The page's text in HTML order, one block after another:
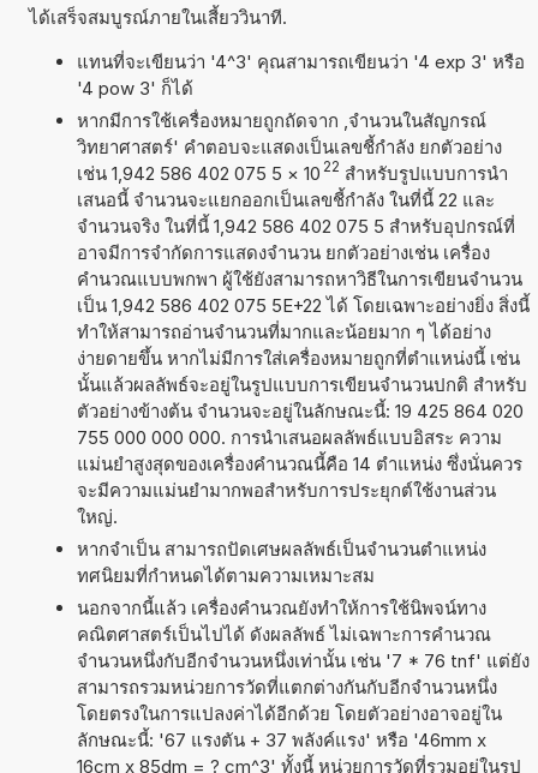
ได้เสร็จสมบูรณ์ภายในเสี้ยววินาที.
แทนที่จะเขียนว่า '4^3' คุณสามารถเขียนว่า '4 exp 3' หรือ
'4 pow 3' ก็ได้
หากมีการใช้เครื่องหมายถูกถัดจาก ,จำนวนในสัญกรณ์
วิทยาศาสตร์' คำตอบจะแสดงเป็นเลขชี้กำลัง ยกตัวอย่าง
เช่น 1,942 586 402 075 5 × 10 22 สำหรับรูปแบบการนำ
เสนอนี้ จำนวนจะแยกออกเป็นเลขชี้กำลัง ในที่นี้ 22 และ
จำนวนจริง ในที่นี้ 1,942 586 402 075 5 สำหรับอุปกรณ์ที่
อาจมีการจำกัดการแสดงจำนวน ยกตัวอย่างเช่น เครื่อง
คำนวณแบบพกพา ผู้ใช้ยังสามารถหาวิธีในการเขียนจำนวน
เป็น 1,942 586 402 075 5E+22 ได้ โดยเฉพาะอย่างยิ่ง สิ่งนี้
ทำให้สามารถอ่านจำนวนที่มากและน้อยมาก ๆ ได้อย่าง
ง่ายดายขึ้น หากไม่มีการใส่เครื่องหมายถูกที่ตำแหน่งนี้ เช่น
นั้นแล้วผลลัพธ์จะอยู่ในรูปแบบการเขียนจำนวนปกติ สำหรับ
ตัวอย่างข้างต้น จำนวนจะอยู่ในลักษณะนี้: 19 425 864 020
755 000 000 000. การนำเสนอผลลัพธ์แบบอิสระ ความ
แม่นยำสูงสุดของเครื่องคำนวณนี้คือ 14 ตำแหน่ง ซึ่งนั่นควร
จะมีความแม่นยำมากพอสำหรับการประยุกต์ใช้งานส่วน
ใหญ่.
หากจำเป็น สามารถปัดเศษผลลัพธ์เป็นจำนวนตำแหน่ง
ทศนิยมที่กำหนดได้ตามความเหมาะสม
นอกจากนี้แล้ว เครื่องคำนวณยังทำให้การใช้นิพจน์ทาง
คณิตศาสตร์เป็นไปได้ ดังผลลัพธ์ ไม่เฉพาะการคำนวณ
จำนวนหนึ่งกับอีกจำนวนหนึ่งเท่านั้น เช่น '7 * 76 tnf' แต่ยัง
สามารถรวมหน่วยการวัดที่แตกต่างกันกับอีกจำนวนหนึ่ง
โดยตรงในการแปลงค่าได้อีกด้วย โดยตัวอย่างอาจอยู่ใน
ลักษณะนี้: '67 แรงตัน + 37 พลังค์แรง' หรือ '46mm x
16cm x 85dm = ? cm^3' ทั้งนี้ หน่วยการวัดที่รวมอยู่ในรูป